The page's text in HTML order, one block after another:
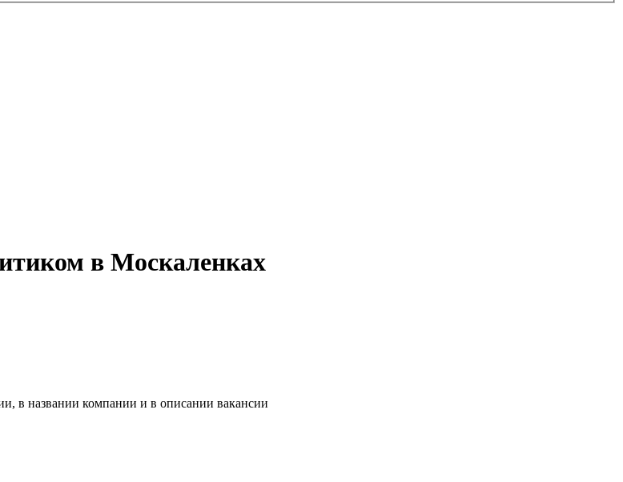
в Москаленках
в названии компании и в описании вакансии